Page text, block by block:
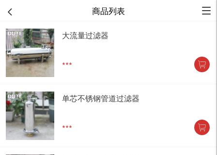
商品列表
大流量过滤器
***
单芯不锈钢管道过滤器
***